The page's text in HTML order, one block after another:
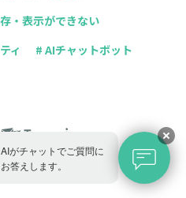
・表示ができない
ィ
# AIチャットボット
Tayoriで作成されています。
AIがチャットでご質問に
お答えします。